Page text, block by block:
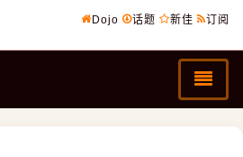
Dojo 话题 新佳 订阅